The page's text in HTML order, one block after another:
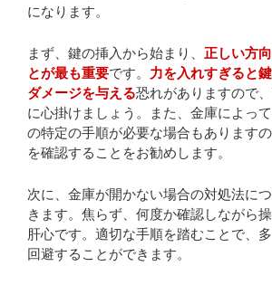
になります。
まず、鍵の挿入から始まり、 正しい方
とが最も重要です。 力を入れすぎると
ダメージを与える恐れがありますので
に心掛けましょう。また、金庫によっ
の特定の手順が必要な場合もあります
を確認することをお勧めします。
次に、金庫が開かない場合の対処法に
きます。焦らず、何度か確認しながら
肝心です。適切な手順を踏むことで、
回避することができます。